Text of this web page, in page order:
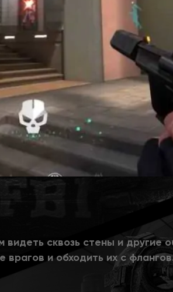
сквозь стены и другие
врагов и обходить их с